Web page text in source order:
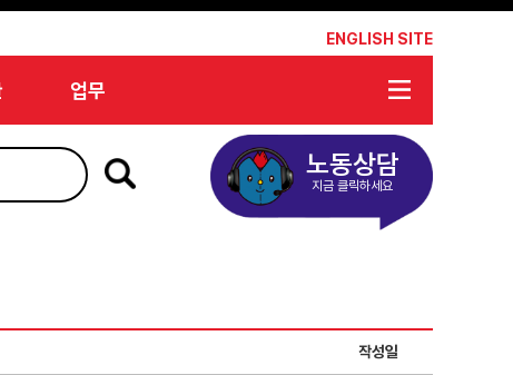
ENGLISH SITE
업무
노동상담
지금 클릭하세요
작성일